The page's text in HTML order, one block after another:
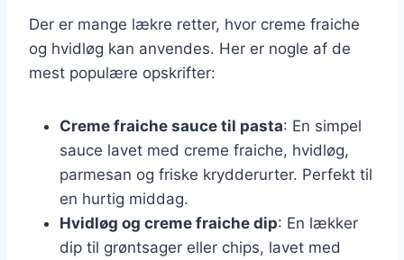
Der er mange lækre retter, hvor creme fraiche
og hvidløg kan anvendes. Her er nogle af de
mest populære opskrifter:
Creme fraiche sauce til pasta: En simpel
sauce lavet med creme fraiche, hvidløg,
parmesan og friske krydderurter. Perfekt til
en hurtig middag.
Hvidløg og creme fraiche dip: En lækker
dip til grøntsager eller chips, lavet med